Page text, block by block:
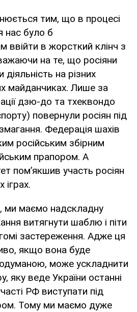
тим, що в процесі
нас було б
ввійти в жорсткий клінч з
на те, що росіяни
на різних
майданчиках. Лише за
дзю-до та тхеквондо
повернули росіян під
Федерація шахів
російським збірним
прапором. А
помʼякшив участь росіян
іграх.
ми маємо надскладну
витягнути шаблю і піти
застереження. Адже ця
якщо вона буде
може ускладнити
яку веде України останні
РФ виступати під
Тому ми маємо дуже